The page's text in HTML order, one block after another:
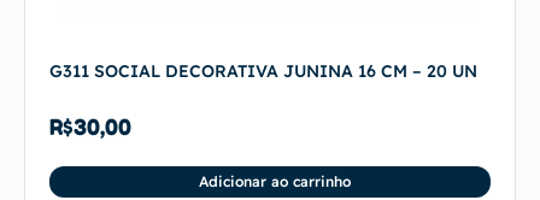
G311 SOCIAL DECORATIVA JUNINA 16 CM – 20 UN
R$30,00
Adicionar ao carrinho